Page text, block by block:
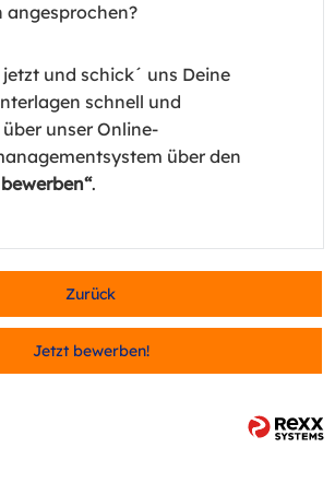
angesprochen?
und schick´ uns Deine
schnell und
unser Online-
über den
.
Zurück
Jetzt bewerben!